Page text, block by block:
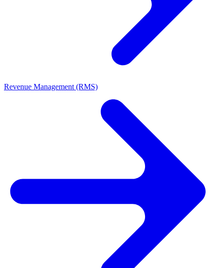
Revenue Management (RMS)